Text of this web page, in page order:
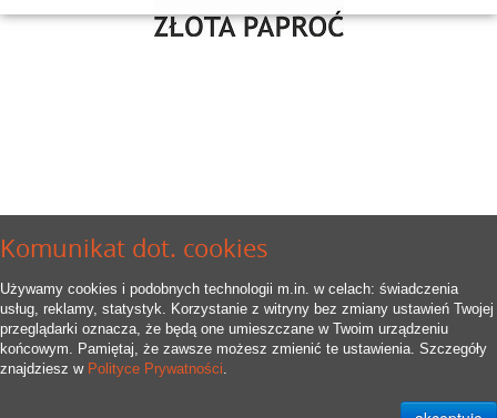
Komunikat dot. cookies
Używamy cookies i podobnych technologii m.in. w celach: świadczenia
usług, reklamy, statystyk. Korzystanie z witryny bez zmiany ustawień Twojej
przeglądarki oznacza, że będą one umieszczane w Twoim urządzeniu
końcowym. Pamiętaj, że zawsze możesz zmienić te ustawienia. Szczegóły
znajdziesz w Polityce Prywatności.